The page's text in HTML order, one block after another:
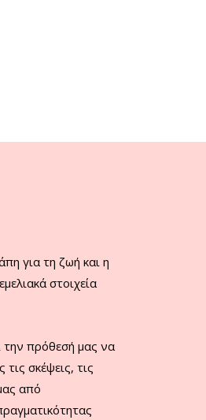
για τη ζωή και η
στοιχεία
την πρόθεσή μας να
σκέψεις, τις
από